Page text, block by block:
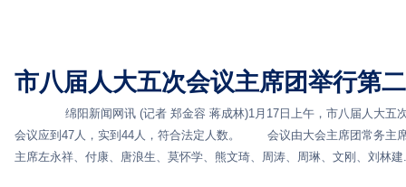
市八届人大五次会议主席团举行第
绵阳新闻网讯 (记者 郑金容 蒋成林)1月17日上午，市八届人大五次
会议应到47人，实到44人，符合法定人数。 会议由大会主席团常务主
主席左永祥、付康、唐浪生、莫怀学、熊文琦、周涛、周琳、文刚、刘林